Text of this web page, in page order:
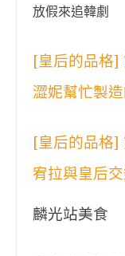
放假來追韓劇
[皇后的品格]
澀妮幫忙製
[皇后的品格]
宥拉與皇后
麟光站美食